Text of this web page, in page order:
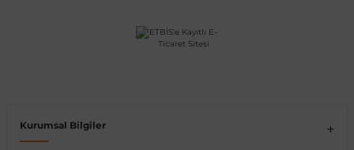
Kurumsal Bilgiler